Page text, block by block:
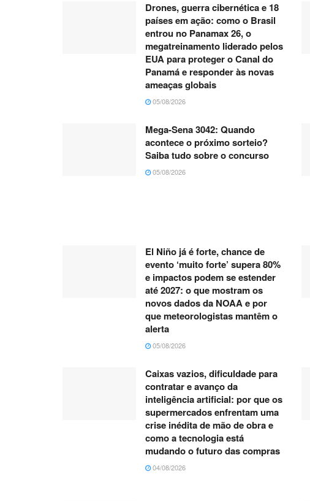
Drones, guerra cibernética e 18
países em ação: como o Brasil
entrou no Panamax 26, o
megatreinamento liderado pelos
EUA para proteger o Canal do
Panamá e responder às novas
ameaças globais
05/08/2026
Mega-Sena 3042: Quando
acontece o próximo sorteio?
Saiba tudo sobre o concurso
05/08/2026
El Niño já é forte, chance de
evento ‘muito forte’ supera 80%
e impactos podem se estender
até 2027: o que mostram os
novos dados da NOAA e por
que meteorologistas mantêm o
alerta
05/08/2026
Caixas vazios, dificuldade para
contratar e avanço da
inteligência artificial: por que os
supermercados enfrentam uma
crise inédita de mão de obra e
como a tecnologia está
mudando o futuro das compras
04/08/2026